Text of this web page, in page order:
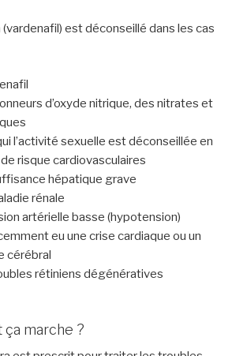
(vardenafil) est déconseillé dans les cas
d’oxyde nitrique, des nitrates et
l’activité sexuelle est déconseillée en
risque cardiovasculaires
hépatique grave
rénale
artérielle basse (hypotension)
eu une crise cardiaque ou un
cérébral
rétiniens dégénératives
ça marche ?